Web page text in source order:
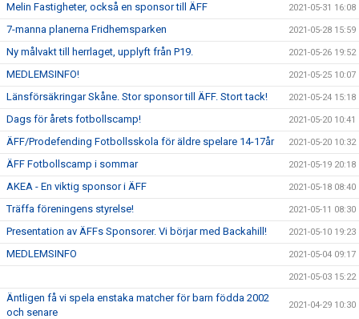
Melin Fastigheter, också en sponsor till ÄFF 2021-05-31 16:08
7-manna planerna Fridhemsparken 2021-05-28 15:59
Ny målvakt till herrlaget, upplyft från P19. 2021-05-26 19:52
MEDLEMSINFO! 2021-05-25 10:07
Länsförsäkringar Skåne. Stor sponsor till ÄFF. Stort tack! 2021-05-24 15:18
Dags för årets fotbollscamp! 2021-05-20 10:41
ÄFF/Prodefending Fotbollsskola för äldre spelare 14-17år 2021-05-20 10:32
ÄFF Fotbollscamp i sommar 2021-05-19 20:18
AKEA - En viktig sponsor i ÄFF 2021-05-18 08:40
Träffa föreningens styrelse! 2021-05-11 08:30
Presentation av ÄFFs Sponsorer. Vi börjar med Backahill! 2021-05-10 19:23
MEDLEMSINFO 2021-05-04 09:17
2021-05-03 15:22
Äntligen få vi spela enstaka matcher för barn födda 2002
och senare
2021-04-29 10:30